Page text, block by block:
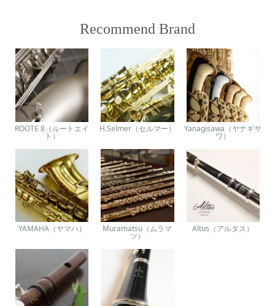
Recommend Brand
ROOTE 8（ルートエイ
ト）
H.Selmer（セルマー） Yanagisawa（ヤナギサ
ワ）
YAMAHA（ヤマハ） Muramatsu（ムラマ
ツ）
Altus（アルタス）